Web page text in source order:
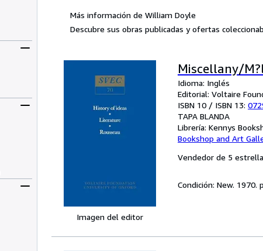
Más información de William Doyle
Descubre sus obras publicadas y ofertas
Imagen del editor
Miscellany/
Idioma: Inglés
Editorial: Voltaire
ISBN 10 / ISBN 13:
TAPA BLANDA
Librería: Kennys
Bookshop and Art
Vendedor de 5
Condición: New. 1970.